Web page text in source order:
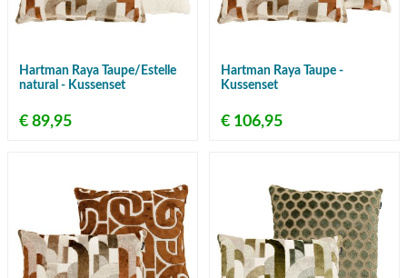
Hartman Raya Taupe/Estelle
natural - Kussenset
€ 89,95
Hartman Raya Taupe -
Kussenset
€ 106,95